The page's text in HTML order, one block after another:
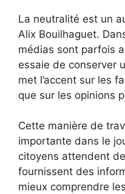
La neutralité est un
Alix Bouilhaguet.
médias sont parfois
essaie de conserver
met l’accent sur les
que sur les opinions
Cette manière de
importante dans le
citoyens attendent
fournissent des
mieux comprendre